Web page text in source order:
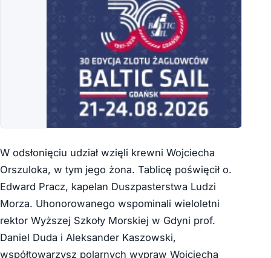
W odsłonięciu udział wzięli krewni Wojciecha
Orszuloka, w tym jego żona. Tablicę poświęcił o.
Edward Pracz, kapelan Duszpasterstwa Ludzi
Morza. Uhonorowanego wspominali wieloletni
rektor Wyższej Szkoły Morskiej w Gdyni prof.
Daniel Duda i Aleksander Kaszowski,
współtowarzysz polarnych wypraw Wojciecha